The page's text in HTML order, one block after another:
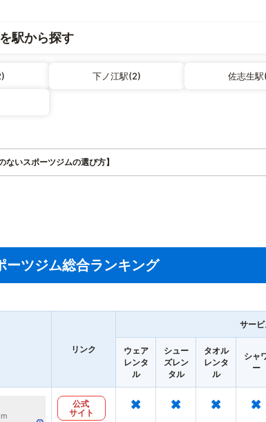
駅から探す
下ノ江駅(2) 佐志生
ないスポーツジムの選び方】
ーツジム総合ランキング
リンク
サービ
ウェア
レンタ
ル
シュー
ズレン
タル
タオル
レンタ
ル
シャ
ー
公式
サイト
× × × ×